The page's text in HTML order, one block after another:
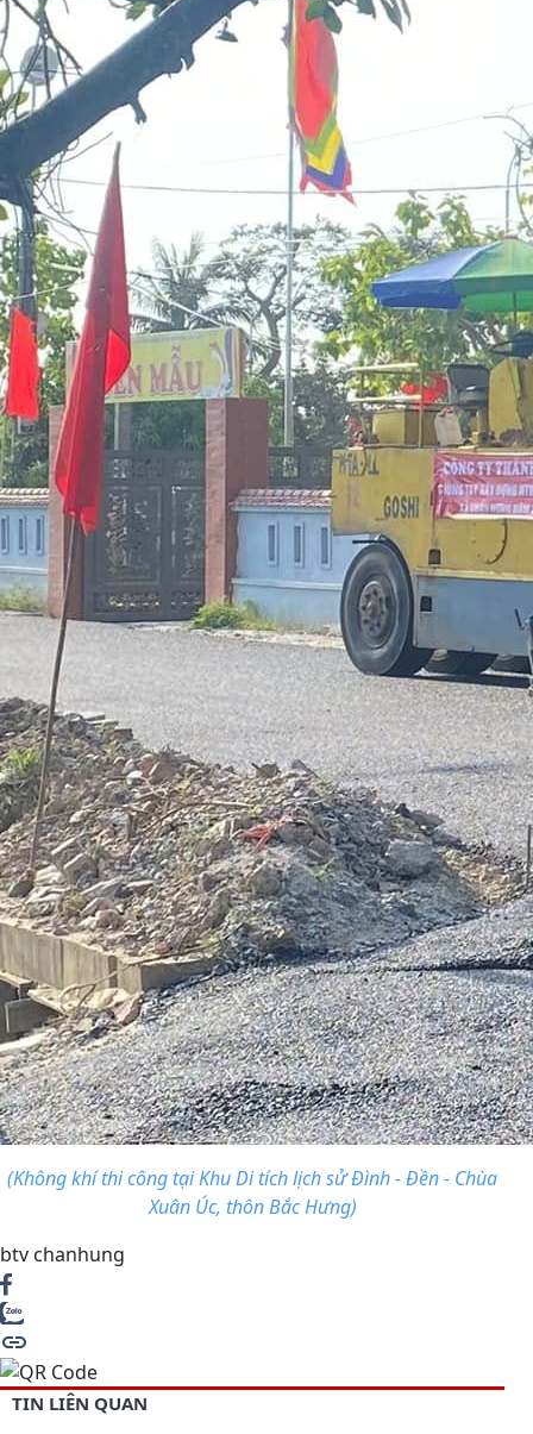
(Không khí thi công tại Khu Di tích lịch sử Đình - Đền - Chùa
Xuân Úc, thôn Bắc Hưng)
btv chanhung
TIN LIÊN QUAN